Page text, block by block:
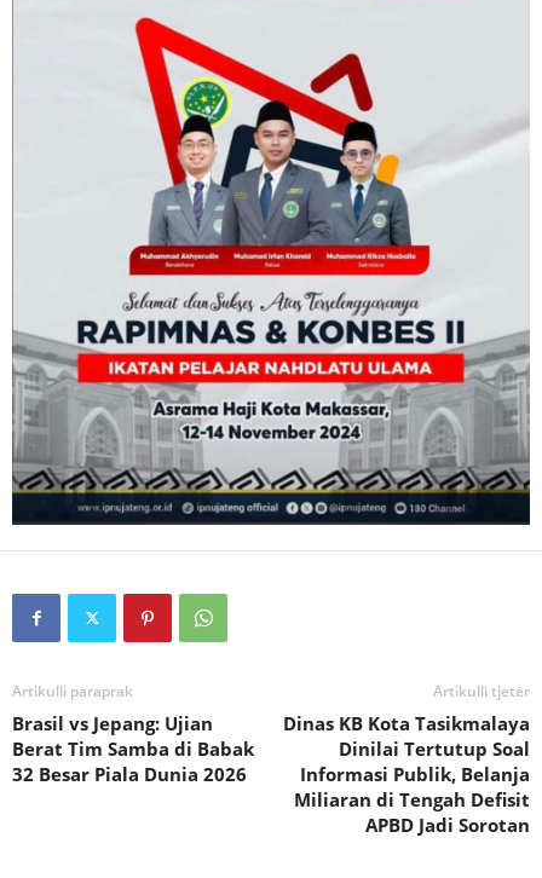
Artikulli paraprak
Brasil vs Jepang: Ujian
Berat Tim Samba di Babak
32 Besar Piala Dunia 2026
Artikulli tjetër
Dinas KB Kota Tasikmalaya
Dinilai Tertutup Soal
Informasi Publik, Belanja
Miliaran di Tengah Defisit
APBD Jadi Sorotan